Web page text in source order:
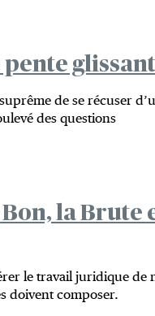
de se récuser
des questions
la Brute
le travail juridique de
doivent composer.